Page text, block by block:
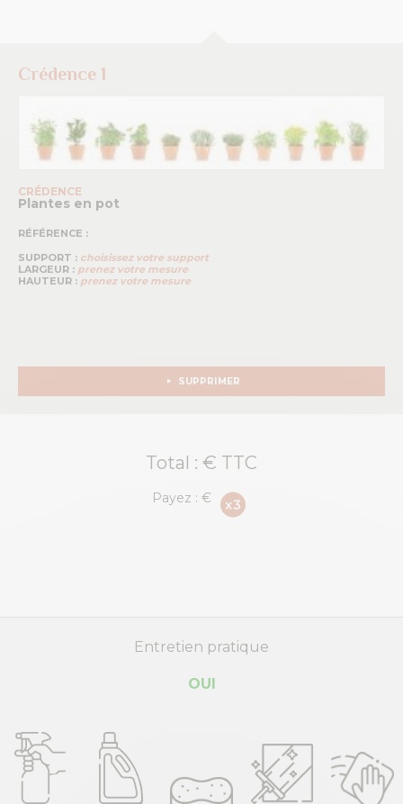
Crédence 1
CRÉDENCE
Plantes en pot
RÉFÉRENCE :
SUPPORT : choisissez votre support
LARGEUR : prenez votre mesure
HAUTEUR : prenez votre mesure
SUPPRIMER
Total : € TTC
Payez :€
Entretien pratique
OUI